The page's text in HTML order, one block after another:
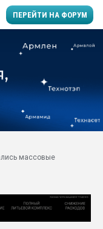
ПЕРЕЙТИ НА ФОРУМ
заводу пластмасс"
28.07.2026
первый план в
массовые